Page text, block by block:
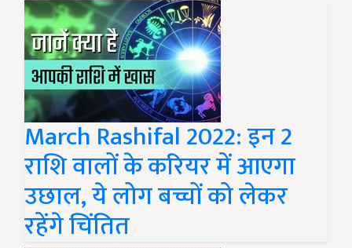
March Rashifal 2022: इन 2
राशि वालों के करियर में आएगा
उछाल, ये लोग बच्चों को लेकर
रहेंगे चिंतित